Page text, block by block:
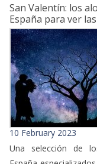
San Valentín: los
España para ver
10 February 2023
Una selección de